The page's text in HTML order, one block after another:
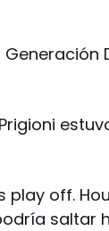
play off.
saltar